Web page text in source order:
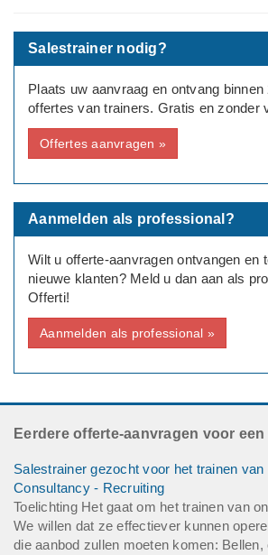
Toekomstige trainingen:
De training zou het liefst meerdere keren
daadwerkelijk uit gaat voeren.
Bedrijfsgegevens:
Het gaat om een autodealer bedrijf.
Salestrainer nodig?
Plaats uw aanvraag en ontvang
offertes van trainers. Gratis en zonder
Offertes aanvragen »
Aanmelden als professional?
Wilt u offerte-aanvragen ontvangen en
nieuwe klanten? Meld u dan aan als
Offerti!
Aanmelden als professional »
Eerdere offerte-aanvragen voor
Salestrainer gezocht voor het trainen
Consultancy - Recruiting
Toelichting Het gaat om het trainen van
We willen dat ze effectiever kunnen
die aanbod zullen moeten komen: Bellen,